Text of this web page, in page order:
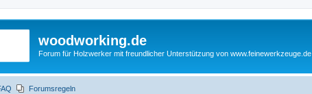
woodworking.de
Forum für Holzwerker mit freundlicher Unterstützung von www.feinewerkzeuge.de
Forumsregeln